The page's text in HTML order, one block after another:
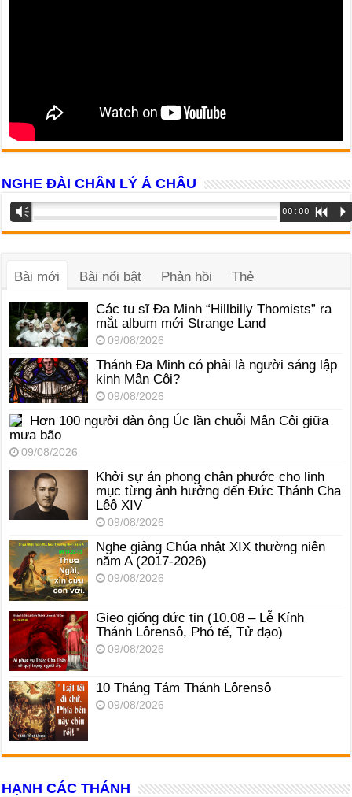
NGHE ĐÀI CHÂN LÝ Á CHÂU
Trình
phát
Vm 00:00 R P
Bài mới Bài nổi bật Phản hồi Thẻ
Các tu sĩ Đa Minh “Hillbilly Thomists” ra
mắt album mới Strange Land
09/08/2026
Thánh Đa Minh có phải là người sáng lập
kinh Mân Côi?
09/08/2026
Hơn 100 người đàn ông Úc lần chuỗi Mân Côi giữa
mưa bão
09/08/2026
Khởi sự án phong chân phước cho linh
mục từng ảnh hưởng đến Đức Thánh Cha
Lêô XIV
09/08/2026
Nghe giảng Chúa nhật XIX thường niên
năm A (2017-2026)
09/08/2026
Gieo giống đức tin (10.08 – Lễ Kính
Thánh Lôrensô, Phó tế, Tử đạo)
09/08/2026
10 Tháng Tám Thánh Lôrensô
09/08/2026
HẠNH CÁC THÁNH